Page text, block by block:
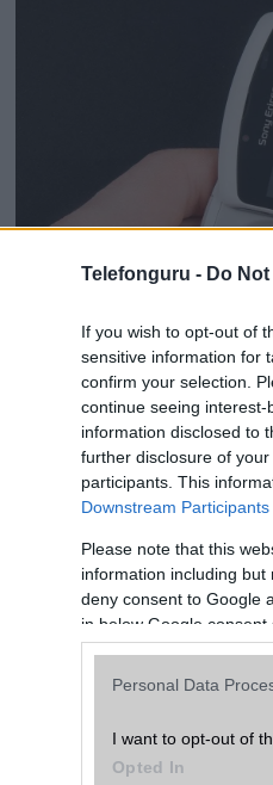
Telefonguru - Do
If you wish to opt-out of
sensitive information for
confirm your selection.
continue seeing
information disclosed to
further disclosure of
participants. This
Downstream Participants
Please note that this
information including
deny consent to Google
in below Google consent
Personal Data
I want to opt-out of
Opted In
A modern billentyűzetes
BlackBerry Passportés a
trendjét, de nem értek el
koncepciót, a felhasználók
és kényelmesebb.